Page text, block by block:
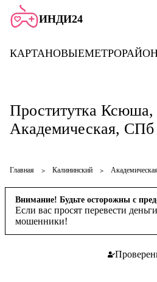
ИНДИ24
КАРТАНОВЫЕМЕТРО
Проститутка Ксюша,
Академическая, СПб
Главная Калининский
Внимание! Будьте осторожны с
Если вас просят перевести
мошенники!